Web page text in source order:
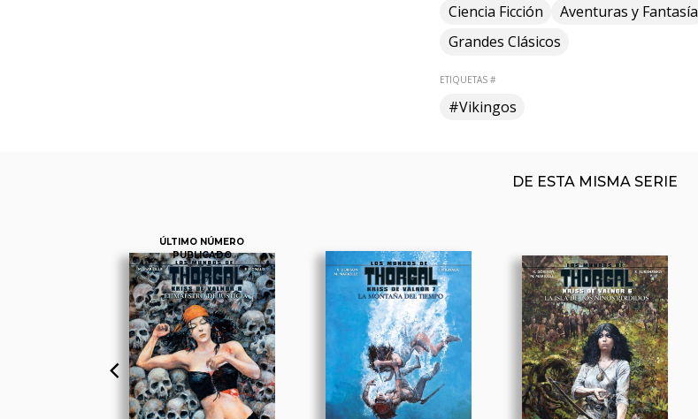
Ciencia Ficción
Aventuras y Fantasía
Grandes Clásicos
ETIQUETAS #
#Vikingos
DE ESTA MISMA SERIE
ÚLTIMO NÚMERO
PUBLICADO